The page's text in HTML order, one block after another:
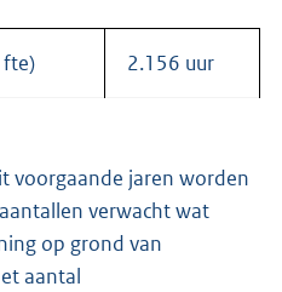
fte) 2.156 uur
voorgaande jaren worden
verwacht wat
op grond van
aantal